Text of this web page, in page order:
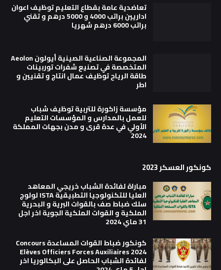
تعاضدية عامة بقطاع التعليم توظيف اعوان
اداريين براتب 4000 و 5000 درهم و تقني
براتب 6000 درهم شهريا
المجموعة الصناعية الصينية أيولون Aeolon
المتخصصة في تصنيع شفرات توربينات
طاقة الرياح توظيف عمال انتاج و تقنيين و
اطر
مؤسسة زاكورة للتربية توظيف شباب
للعمل بالمدارس و المؤسسات التعليم
الأولي في عدة قرى و مدن بجهات المملكة
2024
كونكور العسكر 2023
مباراة لفائدة الشباب خريجي المعاهد
العليا للتكنولوجيا التطبيقية ISTA لولوج
سلك ضباط صف بالقوات البرية و البحرية
الملكية و القوات الملكية الجوية اخر اجل
31 ماي 2024
كونكور ضباط القوات المساعدة Concours
Elèves Officiers Forces Auxiliaires 2024
لفائدة الشباب الحاصل على البكالوريا اخر